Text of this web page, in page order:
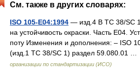
См. также в других словарях:
ISO 105-E04:1994 — изд.4 B TC 38/SC
на устойчивость окраски. Часть Е04.
поту Изменения и дополнения: – ISO
(изд.1 TC 38/SC 1) раздел 59.080.01 …
организации по стандартизации (ИСО)